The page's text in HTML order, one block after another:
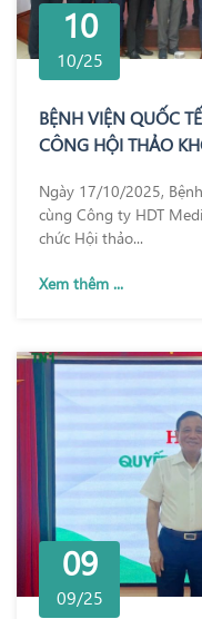
10
10/25
BỆNH VIỆN QUỐC
CÔNG HỘI THẢO
TUYẾN TIỀN LIỆT
Ngày 17/10/2025,
cùng Công ty HDT
chức Hội thảo...
Xem thêm ...
09
09/25